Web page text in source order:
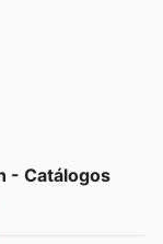
- Catálogos